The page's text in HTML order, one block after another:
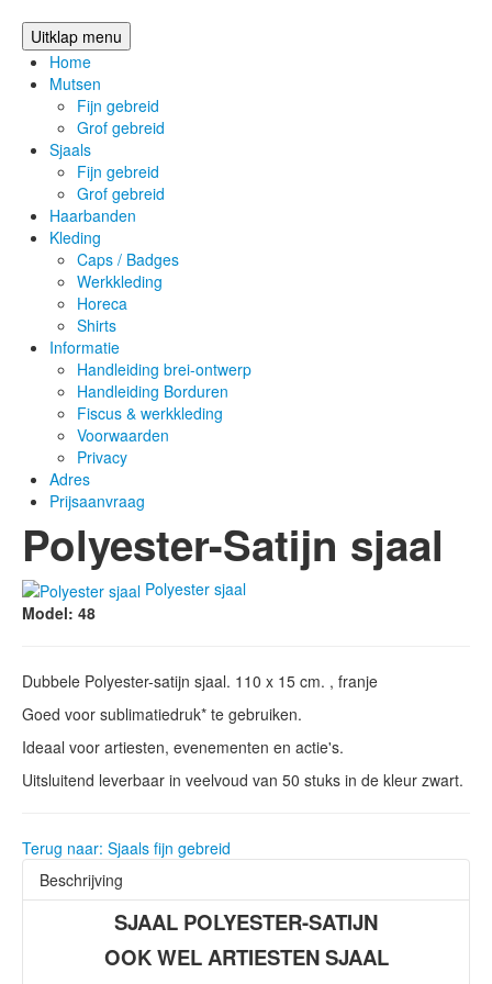
Uitklap menu
Home
Mutsen
Fijn gebreid
Grof gebreid
Sjaals
Fijn gebreid
Grof gebreid
Haarbanden
Kleding
Caps / Badges
Werkkleding
Horeca
Shirts
Informatie
Handleiding brei-ontwerp
Handleiding Borduren
Fiscus & werkkleding
Voorwaarden
Privacy
Adres
Prijsaanvraag
Polyester-Satijn sjaal
Polyester sjaal
Model: 48
Dubbele Polyester-satijn sjaal. 110 x 15 cm. , franje
Goed voor sublimatiedruk* te gebruiken.
Ideaal voor artiesten, evenementen en actie's.
Uitsluitend leverbaar in veelvoud van 50 stuks in de kleur zwart.
Terug naar: Sjaals fijn gebreid
Beschrijving
SJAAL POLYESTER-SATIJN
OOK WEL ARTIESTEN SJAAL